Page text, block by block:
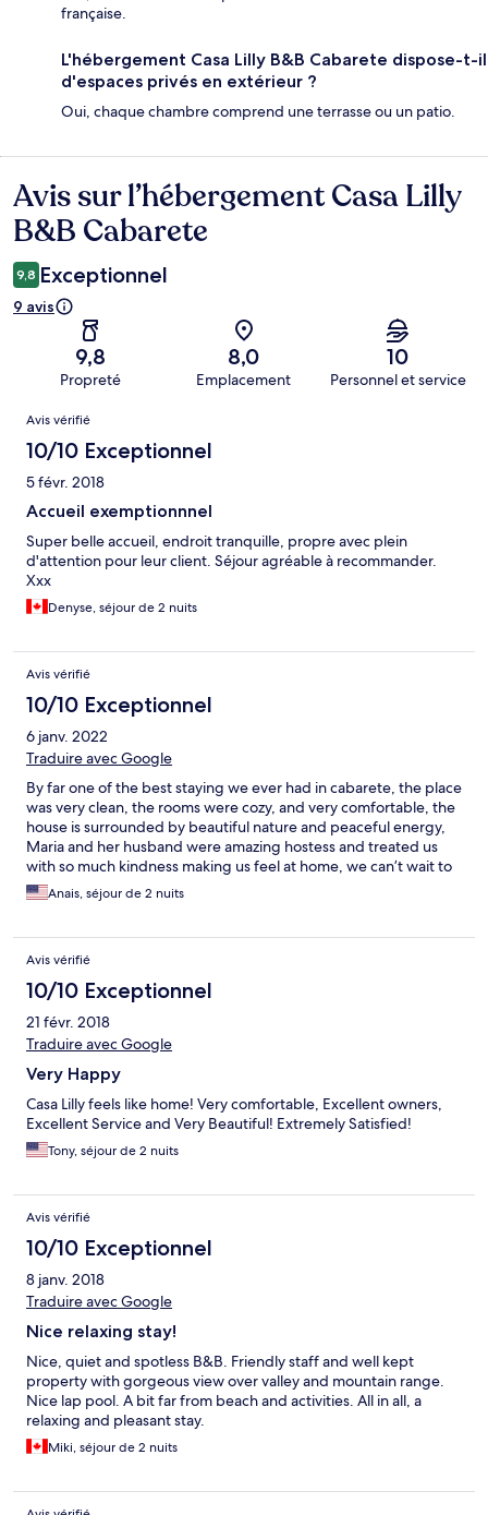
française.
L'hébergement Casa Lilly B&B Cabarete dispose-t-il
d'espaces privés en extérieur ?
Oui, chaque chambre comprend une terrasse ou un patio.
Avis
Avis sur l’hébergement Casa Lilly
B&B Cabarete
9,8 Exceptionnel
9 avis
9,8
Propreté
8,0
Emplacement
10
Personnel et service
Avis
Avis vérifié
10/10 Exceptionnel
5 févr. 2018
Accueil exemptionnnel
Super belle accueil, endroit tranquille, propre avec plein
d'attention pour leur client. Séjour agréable à recommander.
Xxx
Denyse, séjour de 2 nuits
Avis vérifié
10/10 Exceptionnel
6 janv. 2022
Traduire avec Google
By far one of the best staying we ever had in cabarete, the place
was very clean, the rooms were cozy, and very comfortable, the
house is surrounded by beautiful nature and peaceful energy,
Maria and her husband were amazing hostess and treated us
with so much kindness making us feel at home, we can’t wait to
come back.
Anais, séjour de 2 nuits
Avis vérifié
10/10 Exceptionnel
21 févr. 2018
Traduire avec Google
Very Happy
Casa Lilly feels like home! Very comfortable, Excellent owners,
Excellent Service and Very Beautiful! Extremely Satisfied!
Tony, séjour de 2 nuits
Avis vérifié
10/10 Exceptionnel
8 janv. 2018
Traduire avec Google
Nice relaxing stay!
Nice, quiet and spotless B&B. Friendly staff and well kept
property with gorgeous view over valley and mountain range.
Nice lap pool. A bit far from beach and activities. All in all, a
relaxing and pleasant stay.
Miki, séjour de 2 nuits